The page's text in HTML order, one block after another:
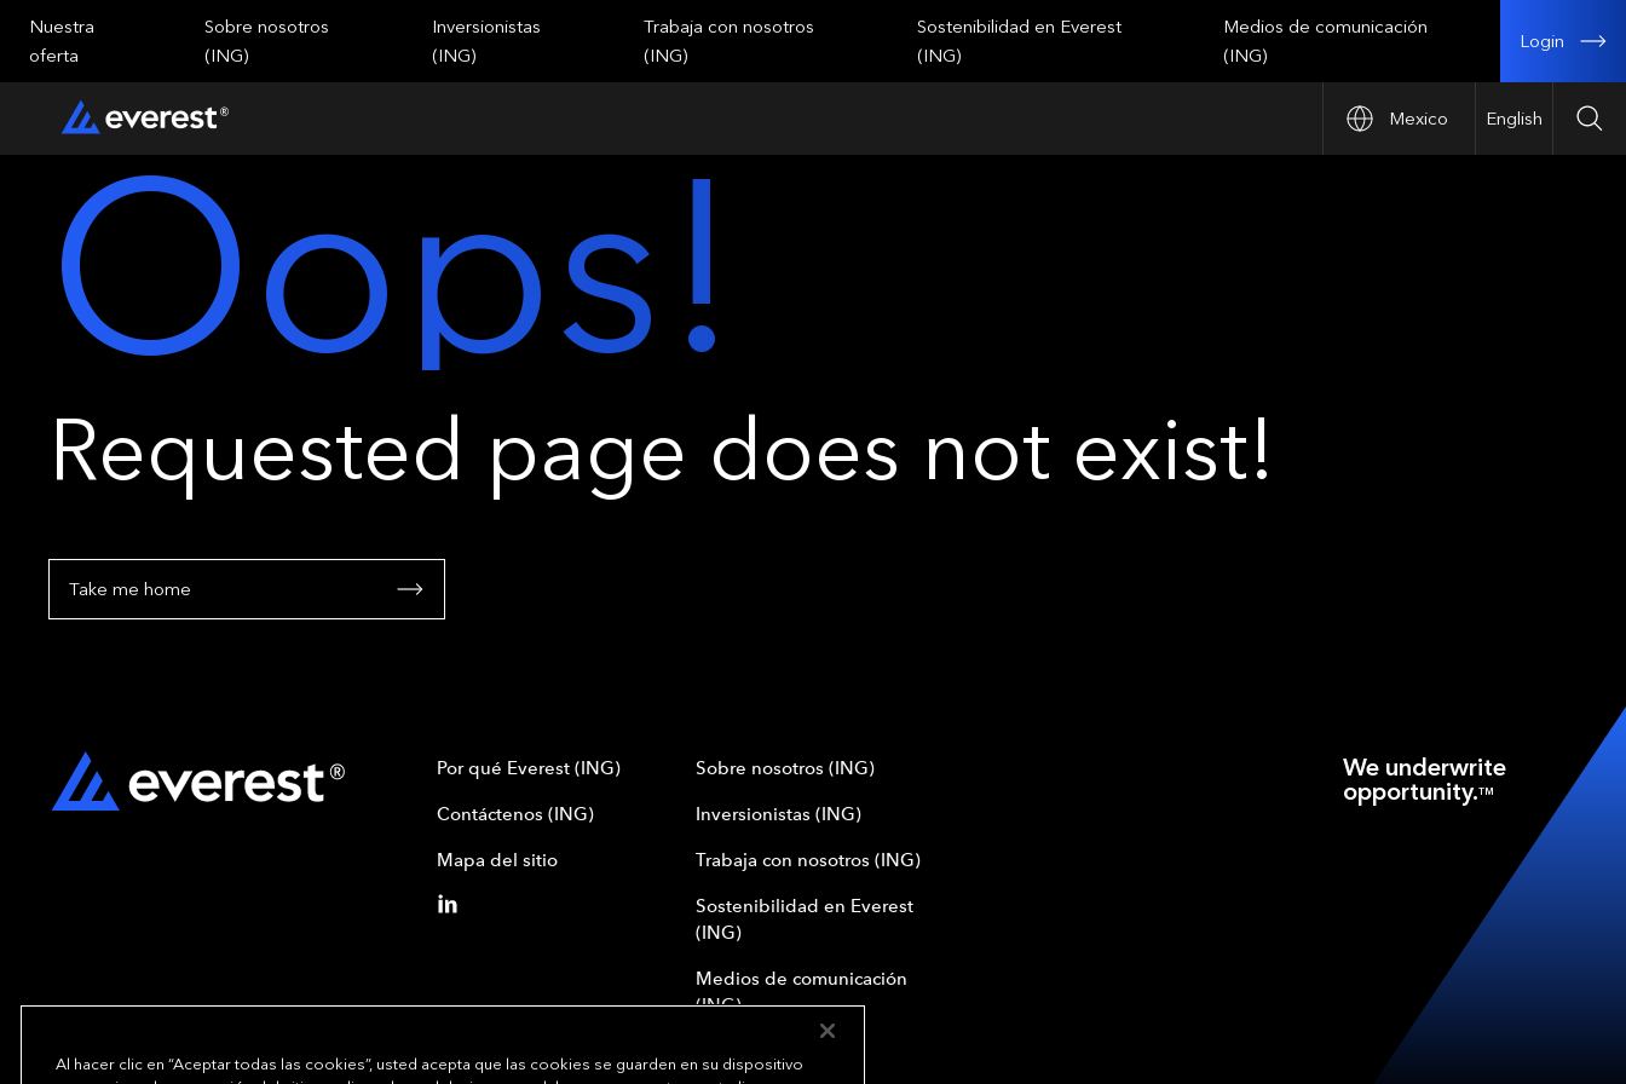
Mexico English
Nuestra
oferta
Sobre nosotros
(ING)
Inversionistas
(ING)
Trabaja con nosotros
(ING)
Sostenibilidad en Everest
(ING)
Medios de comunicación
(ING)
Login
Oops!
Requested page does not exist!
Take me home
Por qué Everest (ING)
Contáctenos (ING)
Mapa del sitio
Sobre nosotros (ING)
Inversionistas (ING)
Trabaja con nosotros (ING)
Sostenibilidad en Everest
(ING)
Medios de comunicación
(ING)
We underwrite
opportunity.TM
Al hacer clic en “Aceptar todas las cookies”, usted acepta que las cookies se guarden en su dispositivo